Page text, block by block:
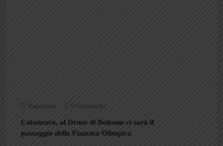
Redazione 0 Commenti
Catanzaro, al Druso di Bolzano ci sarà il
passaggio della Fiamma Olimpica